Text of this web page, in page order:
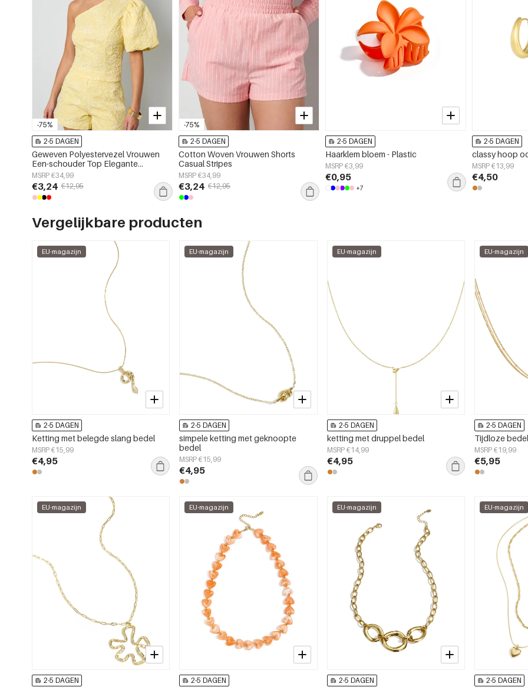
-75%
2-5 DAGEN
Geweven Polyestervezel Vrouwen
Een-schouder Top Elegante
Bloemenprint
MSRP €34,99
€3,24 €12,95
-75%
2-5 DAGEN
Cotton Woven Vrouwen Shorts
Casual Stripes
MSRP €34,99
€3,24 €12,95
2-5 DAGEN
Haarklem bloem - Plastic
MSRP €3,99
€0,95
+7
2-5 DAGEN
classy hoop
MSRP €13,99
€4,50
Vergelijkbare producten
EU-magazijn
2-5 DAGEN
Ketting met belegde slang bedel
MSRP €15,99
€4,95
EU-magazijn
2-5 DAGEN
simpele ketting met geknoopte
bedel
MSRP €15,99
€4,95
EU-magazijn
2-5 DAGEN
ketting met druppel bedel
MSRP €14,99
€4,95
EU-magazijn
2-5 DAGEN
Tijdloze
MSRP €19,99
€5,95
EU-magazijn
2-5 DAGEN
EU-magazijn
2-5 DAGEN
EU-magazijn
2-5 DAGEN
EU-magazijn
2-5 DAGEN